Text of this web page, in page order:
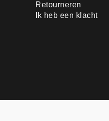
Retourneren
Ik heb een klacht